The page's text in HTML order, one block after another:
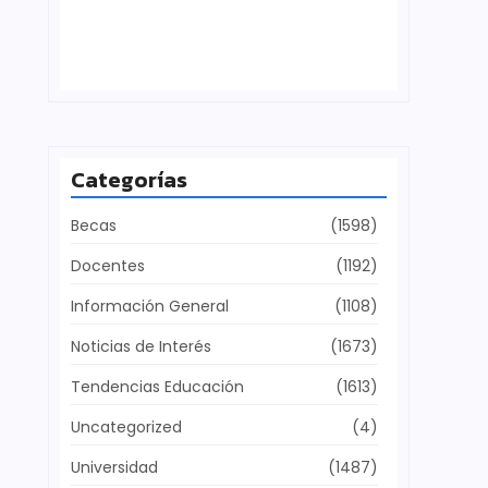
Categorías
Becas
(1598)
Docentes
(1192)
Información General
(1108)
Noticias de Interés
(1673)
Tendencias Educación
(1613)
Uncategorized
(4)
Universidad
(1487)